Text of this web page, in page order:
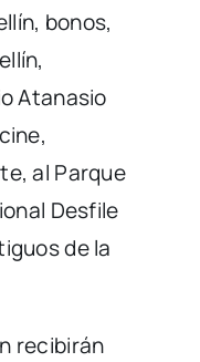
bonos,
Atanasio
al Parque
Desfile
de la
recibirán